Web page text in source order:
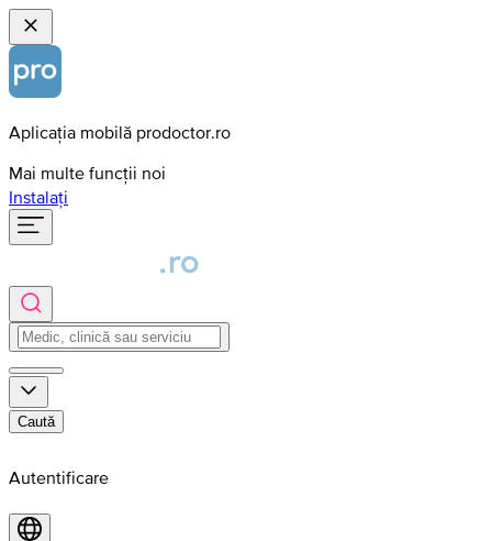
Aplicația mobilă prodoctor.ro
Mai multe funcții noi
Instalați
Caută
Autentificare